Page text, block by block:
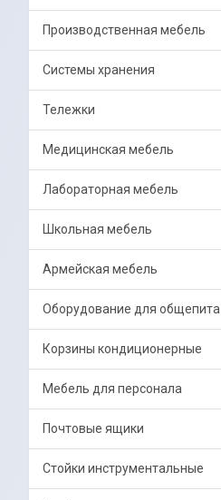
Производственная мебель
Системы хранения
Тележки
Медицинская мебель
Лабораторная мебель
Школьная мебель
Армейская мебель
Оборудование для общепита
Корзины кондиционерные
Мебель для персонала
Почтовые ящики
Стойки инструментальные